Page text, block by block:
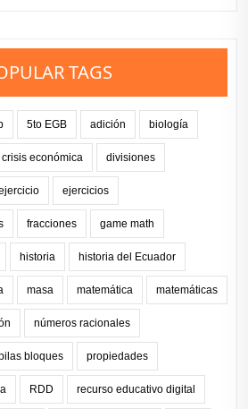
TAGS
5to EGB adición biología
crisis económica divisiones
ejercicios
fracciones game math
historia historia del Ecuador
masa matemática matemáticas
números racionales
bloques propiedades
RDD recurso educativo digital